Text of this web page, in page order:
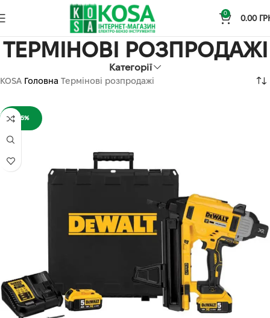
0
0.00
ТЕРМІНОВІ РОЗПРОДАЖІ
Категорії
KOSA Головна Термінові розпродажі
-25%